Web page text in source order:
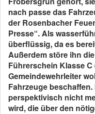
nach passe das
der Rosenbacher
Presse“. Als
überflüssig, da es
Außerdem störe ihn
Führerschein Klasse
Gemeindewehrleiter
Fahrzeuge
perspektivisch nicht
wird, die über den